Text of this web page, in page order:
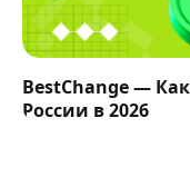
BestChange —
России в 2026